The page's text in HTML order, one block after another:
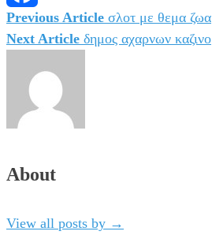
Facebook
Πλοήγηση
Previous Article σλοτ με θεμα ζωα
Next Article δημος αχαρνων καζινο
About
View all posts by →